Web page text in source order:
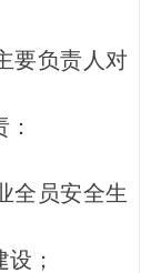
负责人对
员安全生
；